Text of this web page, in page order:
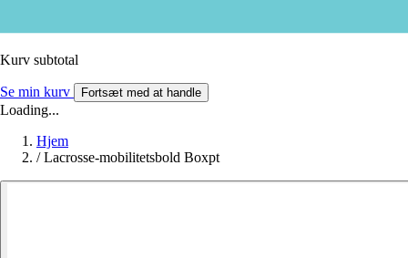
Kurv subtotal
Se min kurv Fortsæt med at handle
Loading...
Hjem
/ Lacrosse-mobilitetsbold Boxpt